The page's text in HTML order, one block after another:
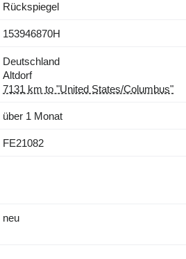
Rückspiegel
153946870H
Deutschland
Altdorf
7131 km to "United States/Columbus"
über 1 Monat
FE21082
neu